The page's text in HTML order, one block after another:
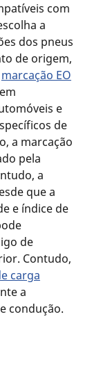
com
a
dos pneus
de origem,
marcação EO
e
de
a marcação
pela
a
que a
e índice de
de
Contudo,
carga
a
condução.